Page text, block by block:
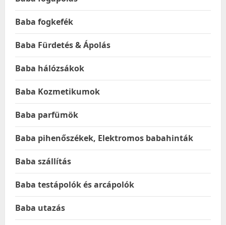
Baba fogkefék
Baba Fürdetés & Ápolás
Baba hálózsákok
Baba Kozmetikumok
Baba parfümök
Baba pihenőszékek, Elektromos babahinták
Baba szállítás
Baba testápolók és arcápolók
Baba utazás